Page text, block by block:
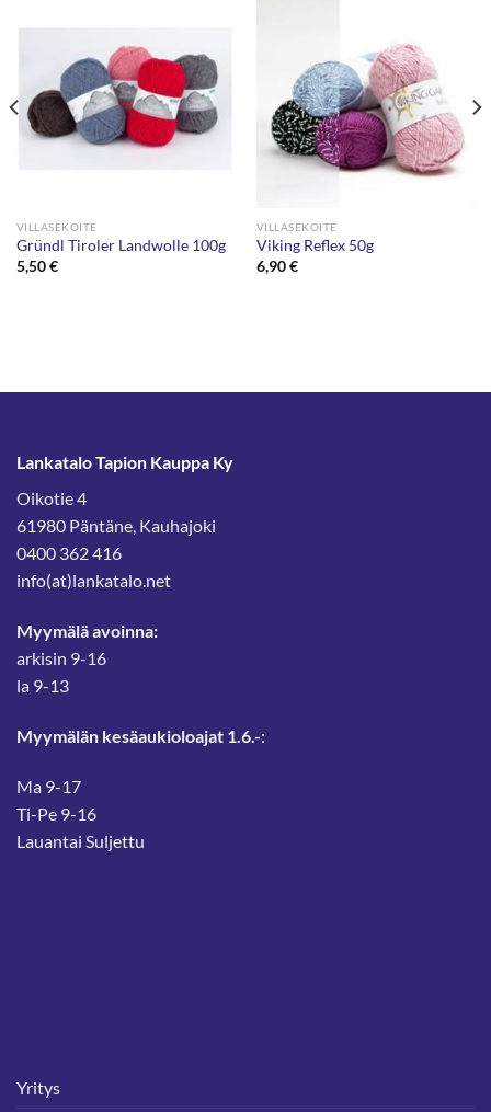
VILLASEKOITE
Gründl Tiroler Landwolle 100g
5,50€
VILLASEKOITE
Viking Reflex 50g
6,90€
Lankatalo Tapion Kauppa Ky
Oikotie 4
61980 Päntäne, Kauhajoki
0400 362 416
info(at)lankatalo.net
Myymälä avoinna:
arkisin 9-16
la 9-13
Myymälän kesäaukioloajat 1.6.-:
Ma 9-17
Ti-Pe 9-16
Lauantai Suljettu
Yritys